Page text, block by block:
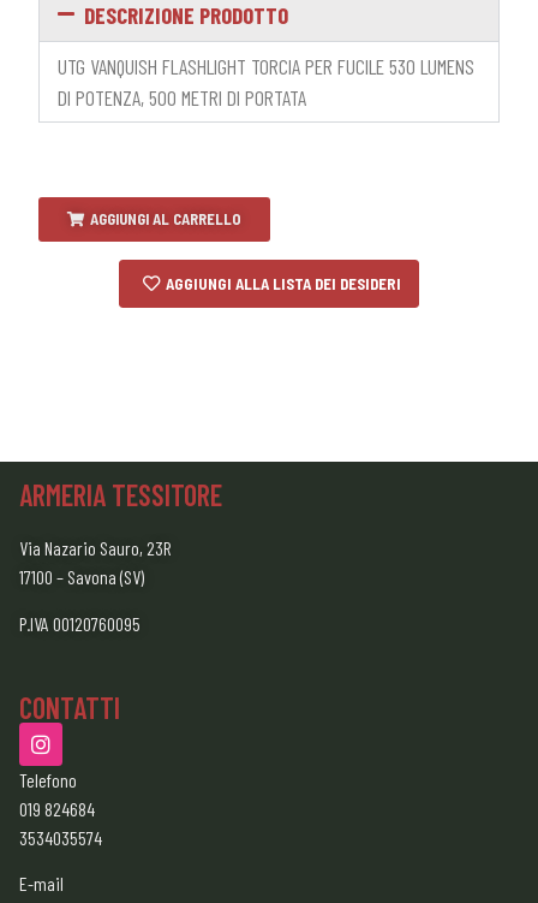
DESCRIZIONE PRODOTTO
UTG VANQUISH FLASHLIGHT TORCIA PER FUCILE 530 LUMENS
DI POTENZA, 500 METRI DI PORTATA
AGGIUNGI AL CARRELLO
AGGIUNGI ALLA LISTA DEI DESIDERI
ARMERIA TESSITORE
Via Nazario Sauro, 23R
17100 – Savona (SV)
P.IVA 00120760095
CONTATTI
Telefono
019 824684
3534035574
E-mail